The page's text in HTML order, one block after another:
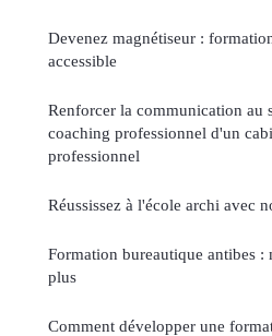
Devenez magnétiseur :
accessible
Renforcer la communication au
coaching professionnel d'un
professionnel
Réussissez à l'école archi avec
Formation bureautique antibes
plus
Comment développer une